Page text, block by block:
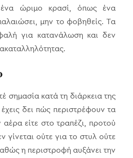
ένα ώριμο κρασί, όπως ένα
μην το φοβηθείς. Τα
για κατανάλωση και δεν
σημασία κατά τη διάρκεια της
δει πώς περιστρέφουν τα
αέρα είτε στο τραπέζι, προτού
γίνεται ούτε για το στυλ ούτε
η περιστροφή αυξάνει την